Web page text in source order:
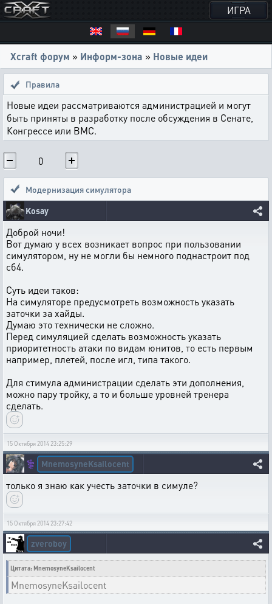
ИГРА
Xcraft форум » Информ-зона » Новые идеи
Правила
Новые идеи рассматриваются администрацией и могут
быть приняты в разработку после обсуждения в Сенате,
Конгрессе или ВМС.
0
Модернизация симулятора
Kosay
Доброй ночи!
Вот думаю у всех возникает вопрос при пользовании
симулятором, ну не могли бы немного поднастроит под
сб4.
Суть идеи таков:
На симуляторе предусмотреть возможность указать
заточки за хайды.
Думаю это технически не сложно.
Перед симуляцией сделать возможность указать
приоритетность атаки по видам юнитов, то есть первым
например, плетей, после игл, типа такого.
Для стимула администрации сделать эти дополнения,
можно пару тройку, а то и больше уровней тренера
сделать.
15 Октября 2014 23:25:29
⚕️ MnemosyneKsailocent
только я знаю как учесть заточки в симуле?
15 Октября 2014 23:27:42
zveroboy
Цитата: MnemosyneKsailocent
MnemosyneKsailocent